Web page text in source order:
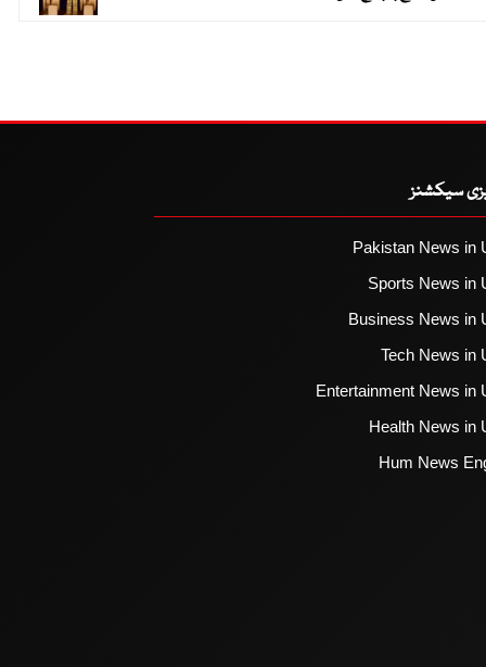
سیکشنز
Pakistan News in
Sports News in
Business News in
Tech News in
Entertainment News in
Health News in
Hum News